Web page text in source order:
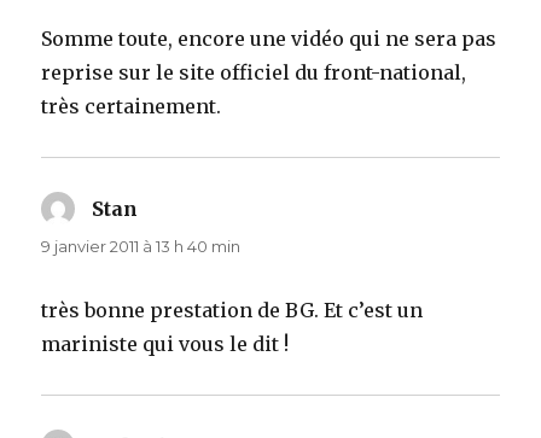
Somme toute, encore une vidéo qui ne sera pas
reprise sur le site officiel du front-national,
très certainement.
Stan
9 janvier 2011 à 13 h 40 min
très bonne prestation de BG. Et c’est un
mariniste qui vous le dit !